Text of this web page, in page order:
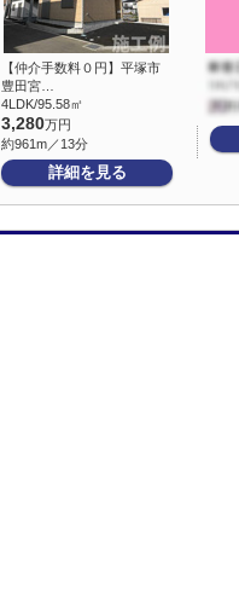
【仲介手数料０円】平塚市
豊田宮…
4LDK/95.58㎡
3,280万円
約961m／13分
詳細を見る